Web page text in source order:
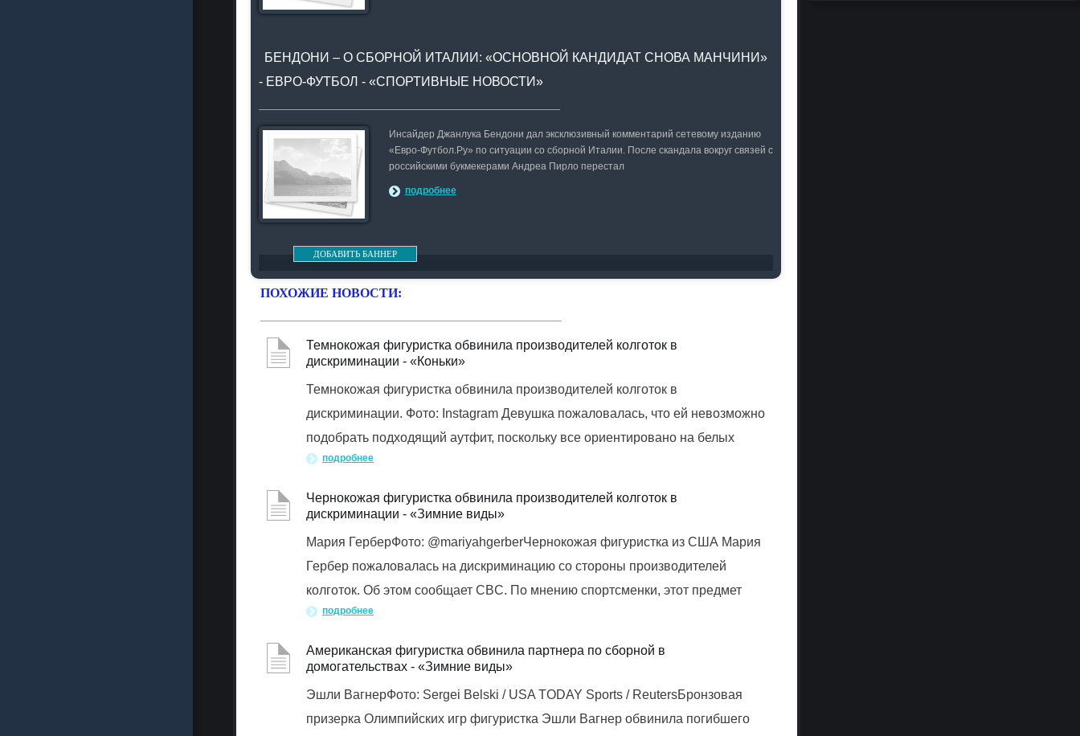
БЕНДОНИ – О СБОРНОЙ ИТАЛИИ: «ОСНОВНОЙ КАНДИДАТ СНОВА МАНЧИНИ»
- ЕВРО-ФУТБОЛ - «СПОРТИВНЫЕ НОВОСТИ»
Инсайдер Джанлука Бендони дал эксклюзивный комментарий сетевому изданию
«Евро-Футбол.Ру» по ситуации со сборной Италии. После скандала вокруг связей с
российскими букмекерами Андреа Пирло перестал
подробнее
ДОБАВИТЬ БАННЕР
ПОХОЖИЕ НОВОСТИ:
Темнокожая фигуристка обвинила производителей колготок в
дискриминации - «Коньки»
Темнокожая фигуристка обвинила производителей колготок в
дискриминации. Фото: Instagram Девушка пожаловалась, что ей невозможно
подобрать подходящий аутфит, поскольку все ориентировано на белых
подробнее
Чернокожая фигуристка обвинила производителей колготок в
дискриминации - «Зимние виды»
Мария ГерберФото: @mariyahgerberЧернокожая фигуристка из США Мария
Гербер пожаловалась на дискриминацию со стороны производителей
колготок. Об этом сообщает CBC. По мнению спортсменки, этот предмет
подробнее
Американская фигуристка обвинила партнера по сборной в
домогательствах - «Зимние виды»
Эшли ВагнерФото: Sergei Belski / USA TODAY Sports / ReutersБронзовая
призерка Олимпийских игр фигуристка Эшли Вагнер обвинила погибшего